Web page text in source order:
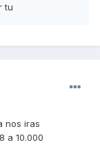
tu
nos iras
a 10.000